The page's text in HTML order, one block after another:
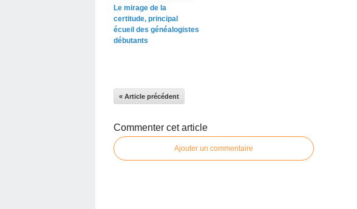
Le mirage de la
certitude, principal
écueil des généalogistes
débutants
« Article précédent
Commenter cet article
Ajouter un commentaire